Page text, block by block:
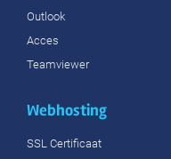
Outlook
Acces
Teamviewer
Webhosting
SSL Certificaat